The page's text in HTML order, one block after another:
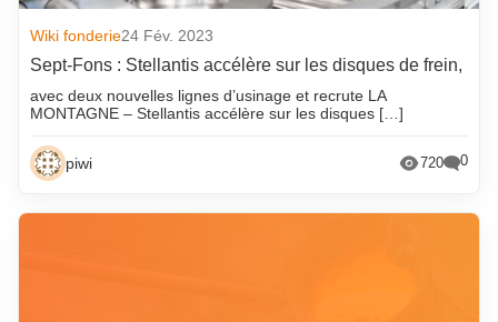
Wiki fonderie24 Fév. 2023
Sept-Fons : Stellantis accélère sur les disques de frein,
avec deux nouvelles lignes d’usinage et recrute LA
MONTAGNE – Stellantis accélère sur les disques […]
piwi 720 0